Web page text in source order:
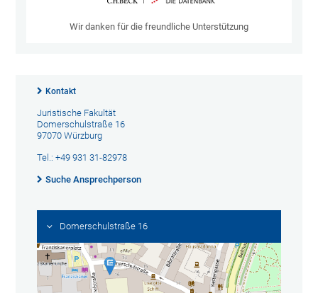
Wir danken für die freundliche Unterstützung
Kontakt
Juristische Fakultät
Domerschulstraße 16
97070 Würzburg
Tel.: +49 931 31-82978
Suche Ansprechperson
Domerschulstraße 16